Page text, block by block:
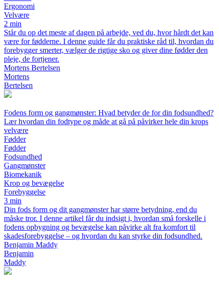
Ergonomi
Velvære
2 min
Står du op det meste af dagen på arbejde, ved du, hvor hårdt det kan
være for fødderne. I denne guide får du praktiske råd til, hvordan du
forebygger smerter, vælger de rigtige sko og giver dine fødder den
pleje, de fortjener.
Mortens Bertelsen
Mortens
Bertelsen
Fodens form og gangmønster: Hvad betyder de for din fodsundhed?
Lær hvordan din fodtype og måde at gå på påvirker hele din krops
velvære
Fødder
Fødder
Fodsundhed
Gangmønster
Biomekanik
Krop og bevægelse
Forebyggelse
3 min
Din fods form og dit gangmønster har større betydning, end du
måske tror. I denne artikel får du indsigt i, hvordan små forskelle i
fodens opbygning og bevægelse kan påvirke alt fra komfort til
skadesforebyggelse – og hvordan du kan styrke din fodsundhed.
Benjamin Maddy
Benjamin
Maddy